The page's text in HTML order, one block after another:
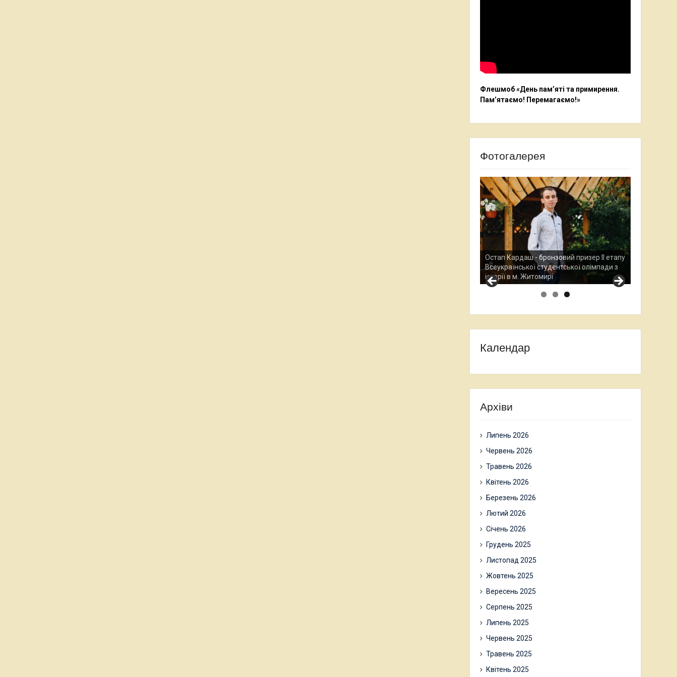
Флешмоб «День пам’яті та примирення.
Пам’ятаємо! Перемагаємо!»
Фотогалерея
Остап Кардаш - бронзовий призер ІІ етапу
Всеукраїнської студентської олімпади з
історії в м. Житомирі
Календар
Архіви
Липень 2026
Червень 2026
Травень 2026
Квітень 2026
Березень 2026
Лютий 2026
Січень 2026
Грудень 2025
Листопад 2025
Жовтень 2025
Вересень 2025
Серпень 2025
Липень 2025
Червень 2025
Травень 2025
Квітень 2025